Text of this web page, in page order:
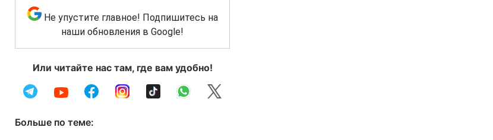
Не упустите главное! Подпишитесь на
наши обновления в Google!
Или читайте нас там, где вам удобно!
Больше по теме: